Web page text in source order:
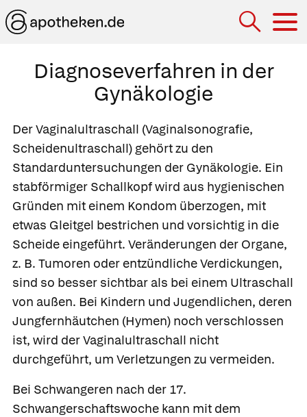
Diagnoseverfahren in der
Gynäkologie
DerVaginalultraschall (Vaginalsonografie,
Scheidenultraschall) gehört zu den
Standarduntersuchungen der Gynäkologie. Ein
stabförmiger Schallkopf wird aus hygienischen
Gründen mit einem Kondom überzogen, mit
etwas Gleitgel bestrichen und vorsichtig in die
Scheide eingeführt. Veränderungen der Organe,
z. B. Tumoren oder entzündliche Verdickungen,
sind so besser sichtbar als bei einem Ultraschall
von außen. Bei Kindern und Jugendlichen, deren
Jungfernhäutchen (Hymen) noch verschlossen
ist, wird der Vaginalultraschall nicht
durchgeführt, um Verletzungen zu vermeiden.
Bei Schwangeren nach der 17.
Schwangerschaftswoche kann mit dem